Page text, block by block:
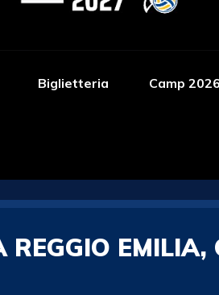
Biglietteria Camp 2026
REGGIO EMILIA,